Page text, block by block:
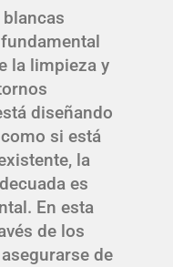
la limpieza y
diseñando
si está
la
es
En esta
de los
de